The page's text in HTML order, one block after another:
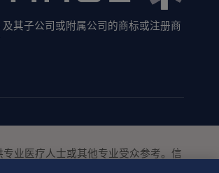
项
及其子公司或附属公司的商标或注册商
专业医疗人士或其他专业受众参考。信